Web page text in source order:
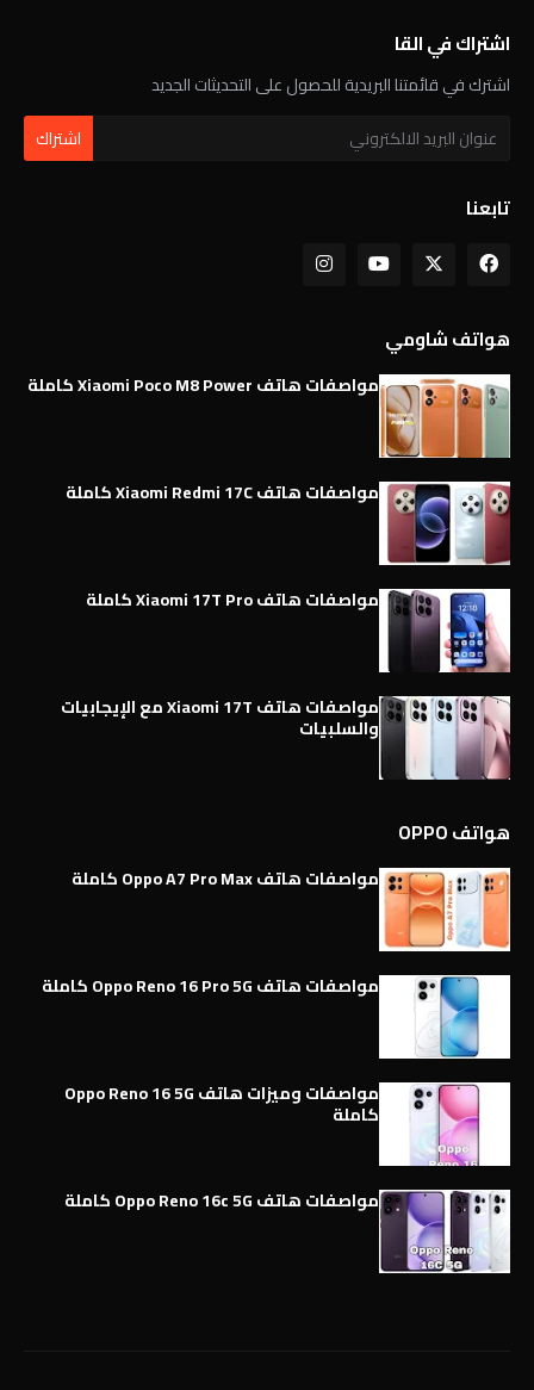
اشتراك في القا
اشترك في قائمتنا البريدية للحصول على التحديثات الجديد
تابعنا
هواتف شاومي
مواصفات هاتف Xiaomi Poco M8 Power كاملة
مواصفات هاتف Xiaomi Redmi 17C كاملة
مواصفات هاتف Xiaomi 17T Pro كاملة
مواصفات هاتف Xiaomi 17T مع الإيجابيات
والسلبيات
هواتف OPPO
مواصفات هاتف Oppo A7 Pro Max كاملة
مواصفات هاتف Oppo Reno 16 Pro 5G كاملة
مواصفات وميزات هاتف Oppo Reno 16 5G
كاملة
مواصفات هاتف Oppo Reno 16c 5G كاملة